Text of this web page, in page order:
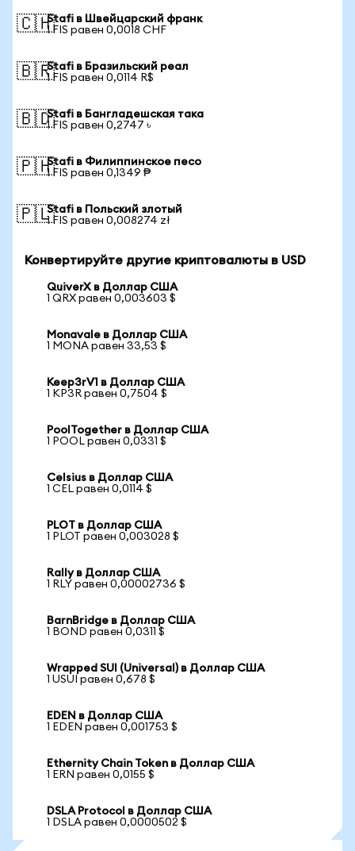
🇨🇭Stafi в Швейцарский франк
1 FIS равен 0,0018 CHF
🇧🇷Stafi в Бразильский реал
1 FIS равен 0,0114 R$
🇧🇩Stafi в Бангладешская така
1 FIS равен 0,2747 ৳
🇵🇭Stafi в Филиппинское песо
1 FIS равен 0,1349 ₱
🇵🇱Stafi в Польский злотый
1 FIS равен 0,008274 zł
Конвертируйте другие криптовалюты в USD
QuiverX в Доллар США
1 QRX равен 0,003603 $
Monavale в Доллар США
1 MONA равен 33,53 $
Keep3rV1 в Доллар США
1 KP3R равен 0,7504 $
PoolTogether в Доллар США
1 POOL равен 0,0331 $
Celsius в Доллар США
1 CEL равен 0,0114 $
PLOT в Доллар США
1 PLOT равен 0,003028 $
Rally в Доллар США
1 RLY равен 0,00002736 $
BarnBridge в Доллар США
1 BOND равен 0,0311 $
Wrapped SUI (Universal) в Доллар США
1 USUI равен 0,678 $
EDEN в Доллар США
1 EDEN равен 0,001753 $
Ethernity Chain Token в Доллар США
1 ERN равен 0,0155 $
DSLA Protocol в Доллар США
1 DSLA равен 0,0000502 $